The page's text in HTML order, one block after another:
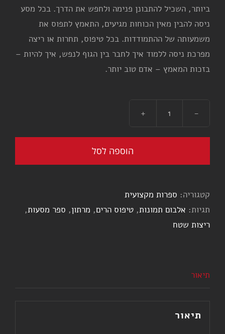
ביותר, השכיל להתבונן פנימה ולחפש את הדרך. בכל מסע
ניסה להבין מאין הכוחות מגיעים, התאמץ לתפוס את
משמעותה של ההתמודדות. בכל טיפוס, תחרות או ריצה
מפרכת ניסה ללמוד איך לחבר בין הגוף לנפש, איך להיות –
בזכות המאמץ – אדם טוב יותר.
כמות
של
דניאל
ספר
מסעות
הוספה לסל
קטגוריה: ספרות מקצועית
תגיות: אלבום תמונות, טיפוס הרים, מרתון, ספר מסעות,
ריצות שטח
תיאור
תיאור